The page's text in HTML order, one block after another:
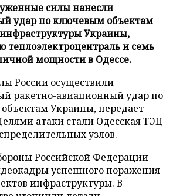
силы нанесли
удар по ключевым объектам
Украины,
теплоэлектроцентраль и семь
мощности в Одессе.
России осуществили
ракетно-авиационный удар по
Украины, передает
атаки стали Одесская ТЭЦ
узлов.
Российской Федерации
успешного поражения
инфраструктуры. В